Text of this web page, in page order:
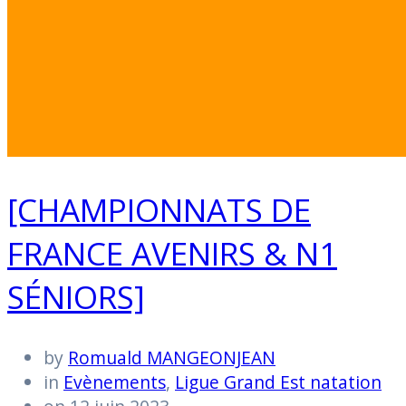
[CHAMPIONNATS DE
FRANCE AVENIRS & N1
SÉNIORS]
by Romuald MANGEONJEAN
in Evènements, Ligue Grand Est natation